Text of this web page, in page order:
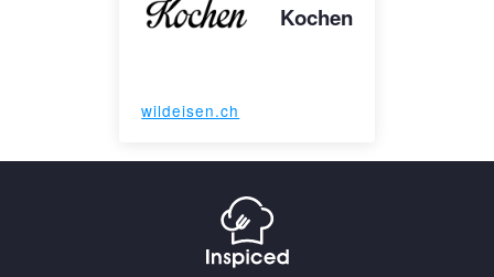
Kochen
wildeisen.ch